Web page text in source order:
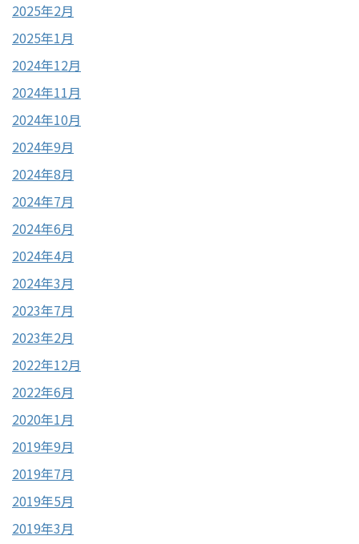
2025年2月
2025年1月
2024年12月
2024年11月
2024年10月
2024年9月
2024年8月
2024年7月
2024年6月
2024年4月
2024年3月
2023年7月
2023年2月
2022年12月
2022年6月
2020年1月
2019年9月
2019年7月
2019年5月
2019年3月